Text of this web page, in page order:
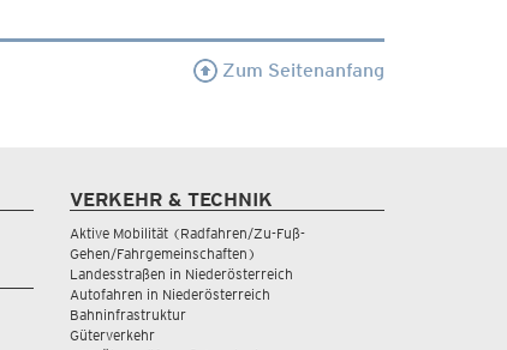
Zum Seitenanfang
VERKEHR & TECHNIK
Aktive Mobilität (Radfahren/Zu-Fuß-
Gehen/Fahrgemeinschaften)
Landesstraßen in Niederösterreich
Autofahren in Niederösterreich
Bahninfrastruktur
Güterverkehr